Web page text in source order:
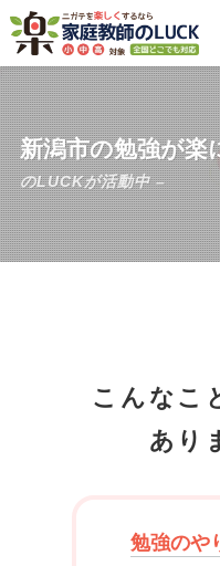
新潟市の勉強が楽
のLUCKが活動中 –
こんなこ
あり
勉強のや